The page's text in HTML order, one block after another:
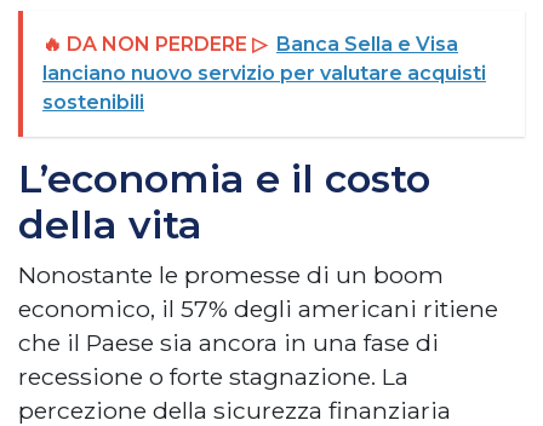
🔥 DA NON PERDERE ▷ Banca Sella e Visa
lanciano nuovo servizio per valutare acquisti
sostenibili
L’economia e il costo
della vita
Nonostante le promesse di un boom
economico, il 57% degli americani ritiene
che il Paese sia ancora in una fase di
recessione o forte stagnazione. La
percezione della sicurezza finanziaria